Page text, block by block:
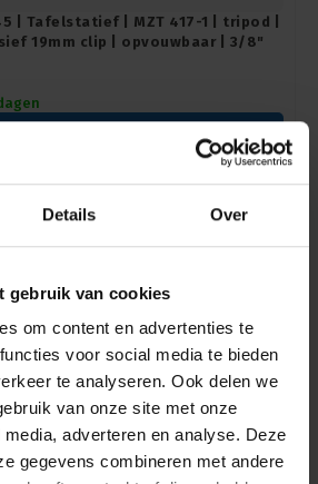
Details Over
gebruik van cookies
om content en advertenties te
voor social media te bieden
te analyseren. Ook delen we
van onze site met onze
adverteren en analyse. Deze
gegevens combineren met andere
| Tafelstatief | MZT 417-1 | tripod |
19mm clip | opvouwbaar | 3/8"
| Vloerstatief | voor MKH 8000 |